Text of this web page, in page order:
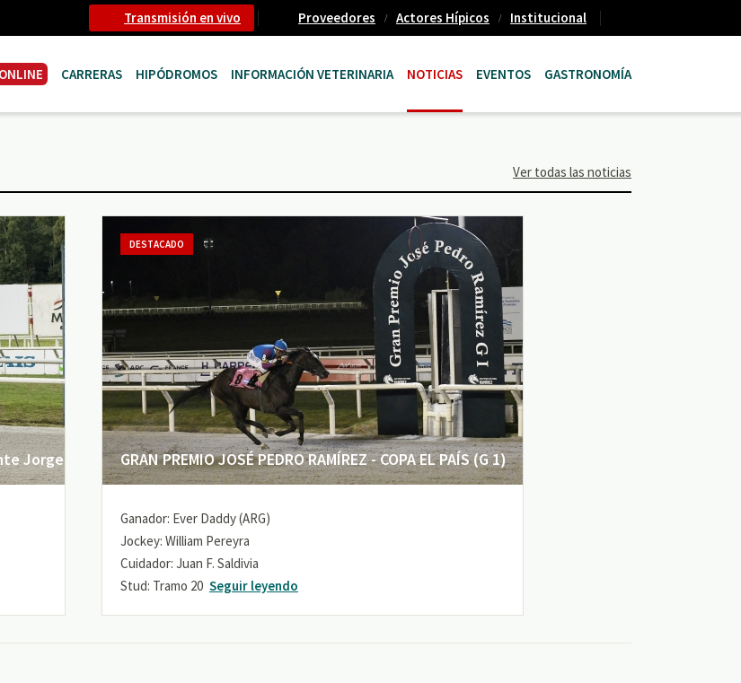
Transmisión en vivo Proveedores Actores Hípicos Institucional
CARRERAS HIPÓDROMOS INFORMACIÓN VETERINARIA NOTICIAS EVENTOS GASTRONOMÍA
Ver todas las noticias
Jorge
GRAN PREMIO JOSÉ PEDRO RAMÍREZ - COPA EL PAÍS (G 1)
DESTACADO
Ganador: Ever Daddy (ARG)
Jockey: William Pereyra
Cuidador: Juan F. Saldivia
Stud: Tramo 20 Seguir leyendo